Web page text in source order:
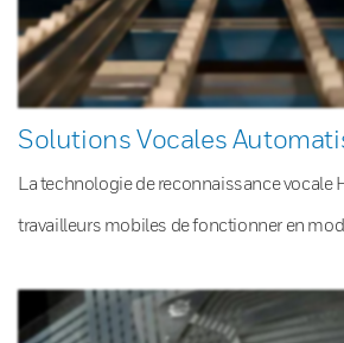
Solutions Vocales
La technologie de reconnaissance vocale
travailleurs mobiles de fonctionner en